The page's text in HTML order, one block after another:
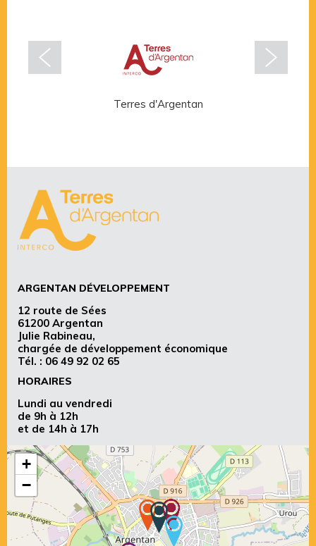
Terres d'Argentan
ARGENTAN DÉVELOPPEMENT
12 route de Sées
61200 Argentan
Julie Rabineau,
chargée de développement économique
Tél. : 06 49 92 02 65
HORAIRES
Lundi au vendredi
de 9h à 12h
et de 14h à 17h
+
−